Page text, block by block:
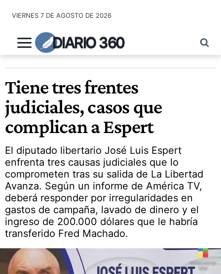
contenido
VIERNES 7 DE AGOSTO DE 2026
DIARIO 360
Tiene tres frentes
judiciales, casos que
complican a Espert
El diputado libertario José Luis Espert
enfrenta tres causas judiciales que lo
comprometen tras su salida de La Libertad
Avanza. Según un informe de América TV,
deberá responder por irregularidades en
gastos de campaña, lavado de dinero y el
ingreso de 200.000 dólares que le habría
transferido Fred Machado.